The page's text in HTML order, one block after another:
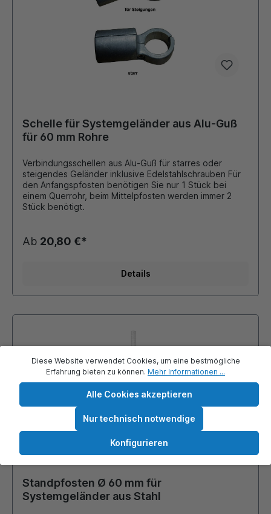
Schelle für Systemgeländer aus Alu-Guß
für 60 mm Rohre
Verbindungsschellen aus Alu-Guß für starres oder
steigendes Geländer inklusive Edelstahlschrauben Für
den Anfangspfosten benötigen Sie nur 1 Stück bei
einem Querrohr, beim Mittelpfosten werden immer 2
Stück benötigt.
Ab 20,80 €*
Details
Standpfosten Ø 60 mm für
Systemgeländer aus Stahl
Diese Website verwendet Cookies, um eine bestmögliche
Erfahrung bieten zu können. Mehr Informationen ...
Nur technisch notwendige
Konfigurieren
Alle Cookies akzeptieren